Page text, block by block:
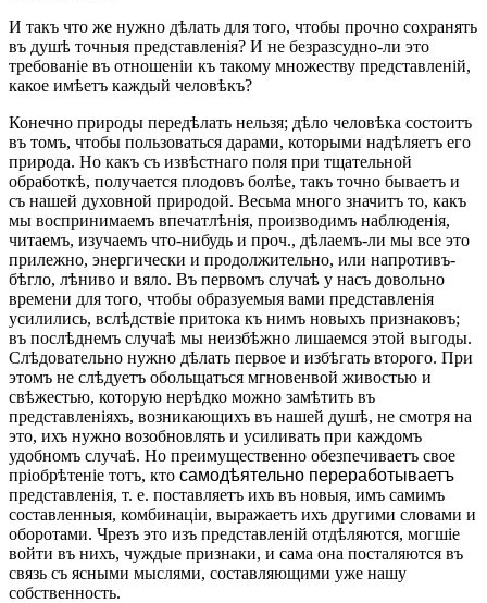
И такъ что же нужно дѣлать для того, чтобы прочно сохранять
въ душѣ точныя представленія? И не безразсудно-ли это
требованіе въ отношеніи къ такому множеству представленій,
какое имѣетъ каждый человѣкъ?
Конечно природы передѣлать нельзя; дѣло человѣка состоитъ
въ томъ, чтобы пользоваться дарами, которыми надѣляетъ его
природа. Но какъ съ извѣстнаго поля при тщательной
обработкѣ, получается плодовъ болѣе, такъ точно бываетъ и
съ нашей духовной природой. Весьма много значитъ то, какъ
мы воспринимаемъ впечатлѣнія, производимъ наблюденія,
читаемъ, изучаемъ что-нибудь и проч., дѣлаемъ-ли мы все это
прилежно, энергически и продолжительно, или напротивъ-
бѣгло, лѣниво и вяло. Въ первомъ случаѣ у насъ довольно
времени для того, чтобы образуемыя вами представленія
усилились, вслѣдствіе притока къ нимъ новыхъ признаковъ;
въ послѣднемъ случаѣ мы неизбѣжно лишаемся этой выгоды.
Слѣдовательно нужно дѣлать первое и избѣгать второго. При
этомъ не слѣдуетъ обольщаться мгновенвой живостью и
свѣжестью, которую нерѣдко можно замѣтить въ
представленіяхъ, возникающихъ въ нашей душѣ, не смотря на
это, ихъ нужно возобновлять и усиливать при каждомъ
удобномъ случаѣ. Но преимущественно обезпечиваетъ свое
пріобрѣтеніе тотъ, кто самодѣятельно переработываетъ
представленія, т. е. поставляетъ ихъ въ новыя, имъ самимъ
составленныя, комбинаціи, выражаетъ ихъ другими словами и
оборотами. Чрезъ это изъ представленій отдѣляются, могшіе
войти въ нихъ, чуждые признаки, и сама она посталяются въ
связь съ ясными мыслями, составляющими уже нашу
собственность.